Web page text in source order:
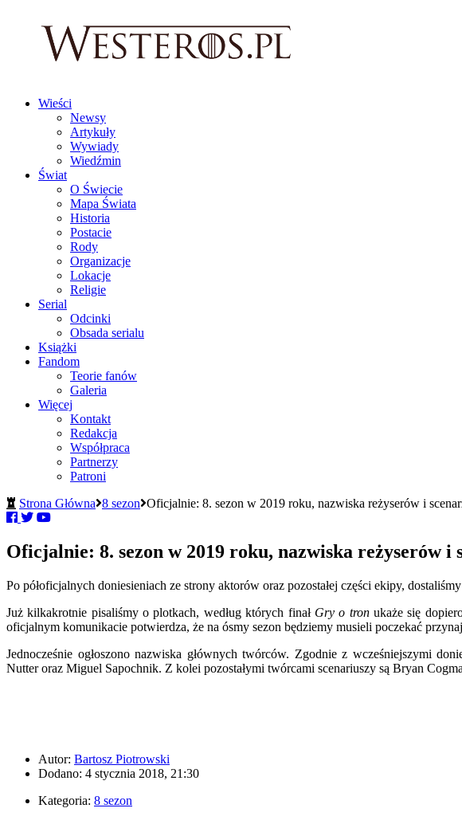
Wieści
Newsy
Artykuły
Wywiady
Wiedźmin
Świat
O Świecie
Mapa Świata
Historia
Postacie
Rody
Organizacje
Lokacje
Religie
Serial
Odcinki
Obsada serialu
Książki
Fandom
Teorie fanów
Galeria
Więcej
Kontakt
Redakcja
Współpraca
Partnerzy
Patroni
Strona Główna 8 sezon Oficjalnie: 8. sezon w 2019 roku, nazwiska reżyserów i
Oficjalnie: 8. sezon w 2019 roku, nazwiska reżyserów i
Po półoficjalnych doniesieniach ze strony aktorów oraz pozostałej części ekipy,
Już kilkakrotnie pisaliśmy o plotkach, według których finał Gry o tronukaże się
oficjalnym komunikacie potwierdza, że na ósmy sezon będziemy musieli poczekać
Jednocześnie ogłoszono nazwiska głównych twórców. Zgodnie z wcześniejszymi
Nutter oraz Miguel Sapochnik. Z kolei pozostałymi twórcami scenariuszy są Bryan
Autor: Bartosz Piotrowski
Dodano: 4 stycznia 2018, 21:30
Kategoria: 8 sezon